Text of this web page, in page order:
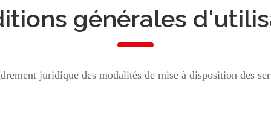
générales
juridique des modalités de mise à disposition des